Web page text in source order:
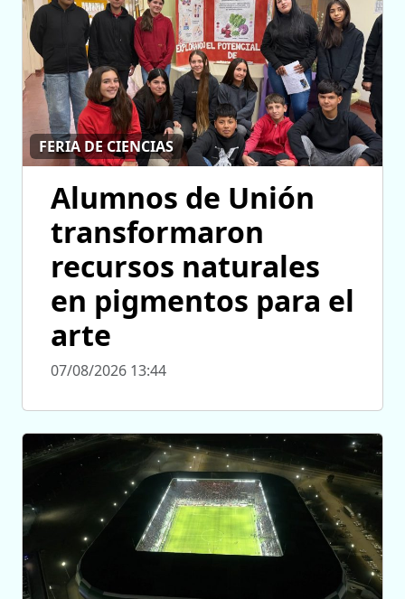
FERIA DE CIENCIAS
Alumnos de Unión
transformaron
recursos naturales
en pigmentos para el
arte
07/08/2026 13:44